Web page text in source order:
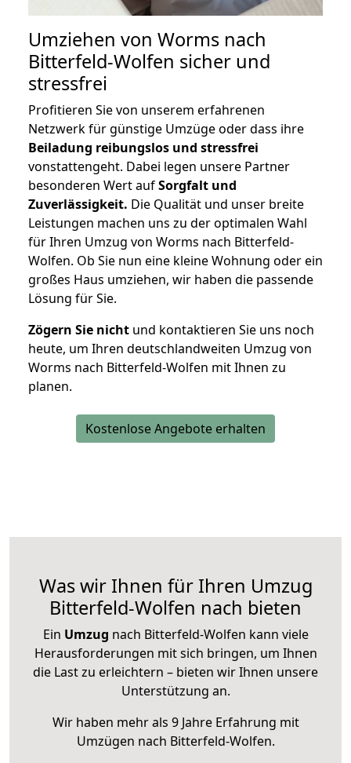
Umziehen von Worms nach
Bitterfeld-Wolfen sicher und
stressfrei
Profitieren Sie von unserem erfahrenen
Netzwerk für günstige Umzüge oder dass ihre
Beiladung reibungslos und stressfrei
vonstattengeht. Dabei legen unsere Partner
besonderen Wert aufSorgfalt und
Zuverlässigkeit. Die Qualität und unser breite
Leistungen machen uns zu der optimalen Wahl
für Ihren Umzug von Worms nach Bitterfeld-
Wolfen. Ob Sie nun eine kleine Wohnung oder ein
großes Haus umziehen, wir haben die passende
Lösung für Sie.
Zögern Sie nicht und kontaktieren Sie uns noch
heute, um Ihren deutschlandweiten Umzug von
Worms nach Bitterfeld-Wolfen mit Ihnen zu
planen.
Kostenlose Angebote erhalten
Was wir Ihnen für Ihren Umzug
Bitterfeld-Wolfen nach bieten
Ein Umzug nach Bitterfeld-Wolfen kann viele
Herausforderungen mit sich bringen, um Ihnen
die Last zu erleichtern – bieten wir Ihnen unsere
Unterstützung an.
Wir haben mehr als 9 Jahre Erfahrung mit
Umzügen nach Bitterfeld-Wolfen.